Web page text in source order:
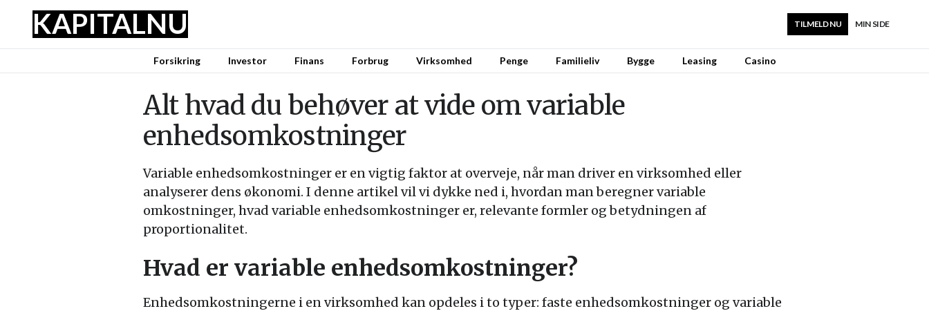
KAPITALNU MIN SIDE
TILMELD NU
Forsikring Investor Finans Forbrug Virksomhed Penge Familieliv Bygge Leasing Casino
Alt hvad du behøver at vide om variable
enhedsomkostninger
Variable enhedsomkostninger er en vigtig faktor at overveje, når man driver en virksomhed eller
analyserer dens økonomi. I denne artikel vil vi dykke ned i, hvordan man beregner variable
omkostninger, hvad variable enhedsomkostninger er, relevante formler og betydningen af
proportionalitet.
Hvad er variable enhedsomkostninger?
Enhedsomkostningerne i en virksomhed kan opdeles i to typer: faste enhedsomkostninger og variable